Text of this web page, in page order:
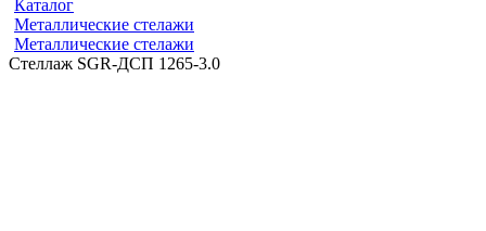
Каталог
Металлические стелажи
Металлические стелажи
Стеллаж SGR-ДСП 1265-3.0